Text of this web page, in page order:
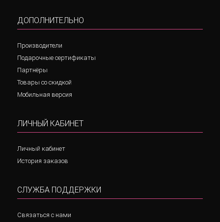
ДОПОЛНИТЕЛЬНО
Производители
Подарочные сертификаты
Партнёры
Товары со скидкой
Мобильная версия
ЛИЧНЫЙ КАБИНЕТ
Личный кабинет
История заказов
СЛУЖБА ПОДДЕРЖКИ
Связаться с нами